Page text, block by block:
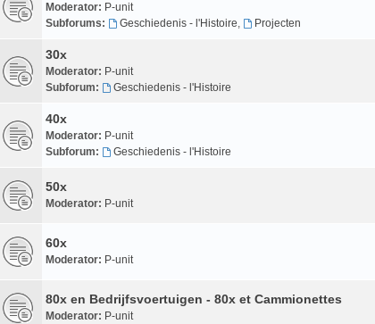
Moderator: P-unit
Subforums:
Geschiedenis - l'Histoire, Projecten
30x
Moderator: P-unit
Subforum:
Geschiedenis - l'Histoire
40x
Moderator: P-unit
Subforum:
Geschiedenis - l'Histoire
50x
Moderator: P-unit
60x
Moderator: P-unit
80x en Bedrijfsvoertuigen - 80x et Cammionettes
Moderator: P-unit